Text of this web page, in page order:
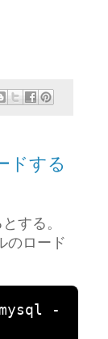
ドする
する。
のロード
-